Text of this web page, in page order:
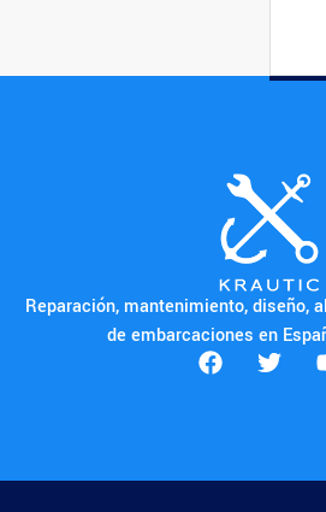
Reparación, mantenimiento, diseño,
de embarcaciones en